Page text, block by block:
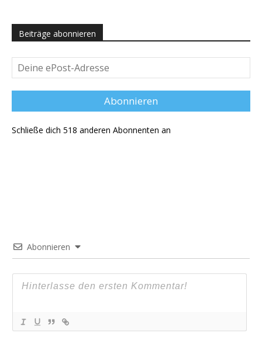
Beiträge abonnieren
Deine
ePost-
Adresse
Abonnieren
Schließe dich 518 anderen Abonnenten an
Abonnieren